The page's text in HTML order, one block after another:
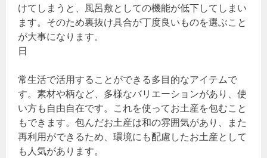
けてしまうと、風呂敷としての機能が低下してしまい
ます。そのため裏抜け具合が丁度良いものを選ぶこと
が大事になります。
日
常生活で活用することができる多目的なアイテムで
す。素材や柄など、多様なバリエーションがあり、使
い方も自由自在です。これを使ってお土産を包むこと
もできます。包んだお土産は和の雰囲気があり、また
再利用ができるため、環境にも配慮したお土産として
も人気があります。